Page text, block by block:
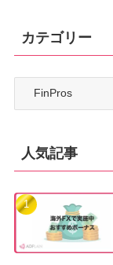
カテゴリー
人気記事